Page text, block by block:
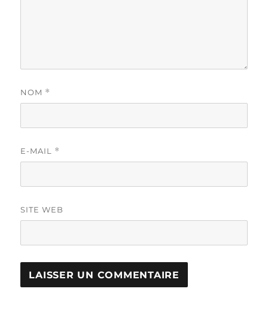
NOM *
E-MAIL *
SITE WEB